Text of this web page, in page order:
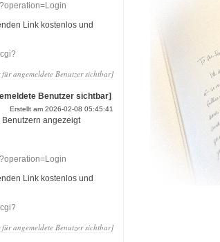
Link kostenlos und
für angemeldete Benutzer sichtbar]
Benutzer sichtbar]
Erstellt am 2026-02-08 05:45:41
angezeigt
Link kostenlos und
für angemeldete Benutzer sichtbar]